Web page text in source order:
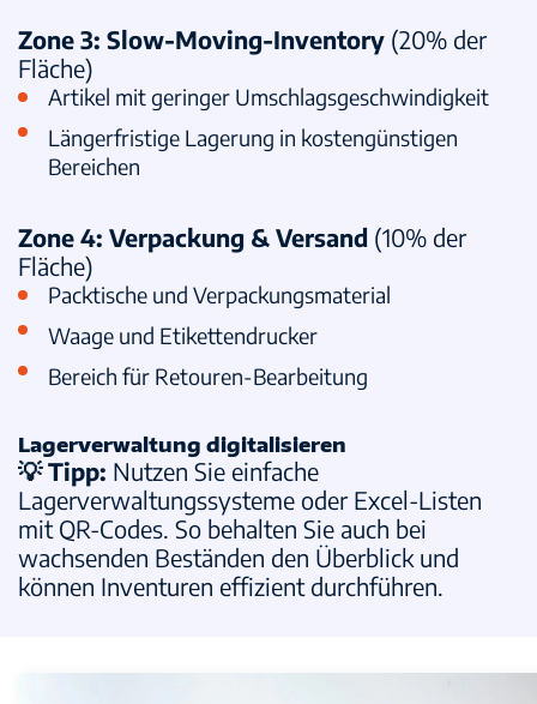
Zone 3: Slow-Moving-Inventory (20% der
Fläche)
Artikel mit geringer Umschlagsgeschwindigkeit
Längerfristige Lagerung in kostengünstigen
Bereichen
Zone 4: Verpackung & Versand (10% der
Fläche)
Packtische und Verpackungsmaterial
Waage und Etikettendrucker
Bereich für Retouren-Bearbeitung
Lagerverwaltung digitalisieren
💡 Tipp: Nutzen Sie einfache
Lagerverwaltungssysteme oder Excel-Listen
mit QR-Codes. So behalten Sie auch bei
wachsenden Beständen den Überblick und
können Inventuren effizient durchführen.